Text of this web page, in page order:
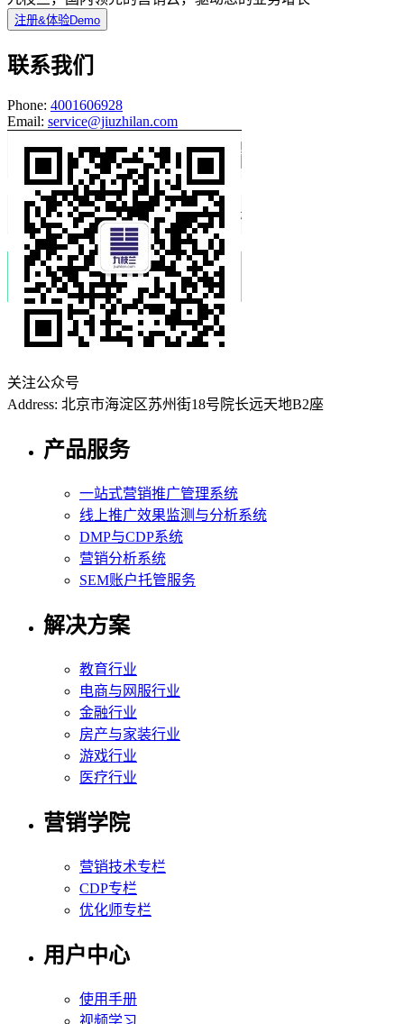
注册&体验Demo
联系我们
Phone: 4001606928
Email: service@jiuzhilan.com
关注公众号
Address: 北京市海淀区苏州街18号院长远天地B2座
产品服务
一站式营销推广管理系统
线上推广效果监测与分析系统
DMP与CDP系统
营销分析系统
SEM账户托管服务
解决方案
教育行业
电商与网服行业
金融行业
房产与家装行业
游戏行业
医疗行业
营销学院
营销技术专栏
CDP专栏
优化师专栏
用户中心
使用手册
视频学习